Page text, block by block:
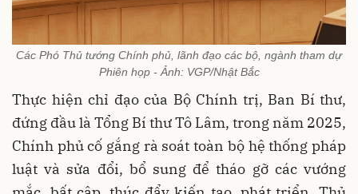
Các Phó Thủ tướng Chính phủ, lãnh đạo các bộ, ngành tham dự
Phiên họp - Ảnh: VGP/Nhật Bắc
Thực hiện chỉ đạo của Bộ Chính trị, Ban Bí thư,
đứng đầu là Tổng Bí thư Tô Lâm, trong năm 2025,
Chính phủ cố gắng rà soát toàn bộ hệ thống pháp
luật và sửa đổi, bổ sung để tháo gỡ các vướng